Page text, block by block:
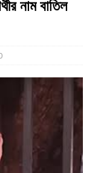
নাম বাতিল